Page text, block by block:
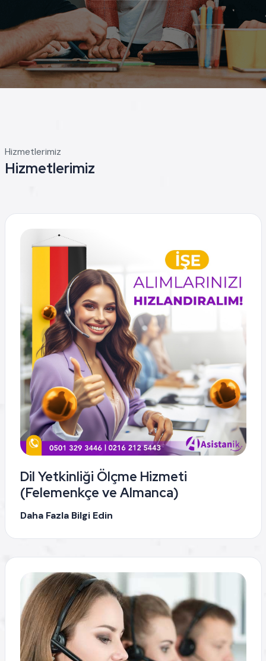
Hizmetlerimiz
Hizmetlerimiz
Dil Yetkinliği Ölçme Hizmeti
(Felemenkçe ve Almanca)
Daha Fazla Bilgi Edin